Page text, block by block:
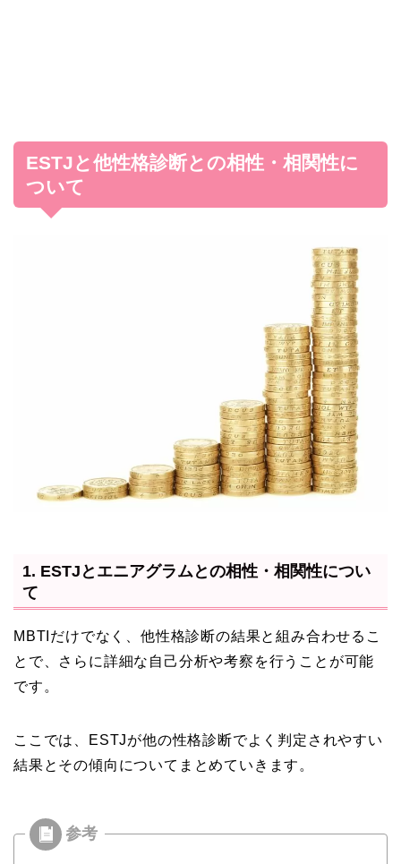
ESTJと他性格診断との相性・相関性に
ついて
1. ESTJとエニアグラムとの相性・相関性につい
て
MBTIだけでなく、他性格診断の結果と組み合わせるこ
とで、さらに詳細な自己分析や考察を行うことが可能
です。
ここでは、ESTJが他の性格診断でよく判定されやすい
結果とその傾向についてまとめていきます。